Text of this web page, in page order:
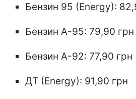
Бензин 95 (Energy):
Бензин А-95: 79,90 грн
Бензин А-92: 77,90 грн
ДТ (Energy): 91,90 грн